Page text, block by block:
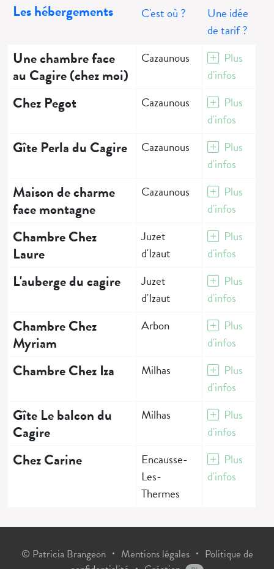
Les hébergements C'est où ?
Une idée
de tarif ?
Une chambre face
au Cagire (chez moi)
Cazaunous
Plus
d'infos
Chez Pegot Cazaunous
Plus
d'infos
Gîte Perla du Cagire Cazaunous
Plus
d'infos
Maison de charme
face montagne
Cazaunous
Plus
d'infos
Chambre Chez
Laure
Juzet
d'Izaut
Plus
d'infos
L'auberge du cagire
Juzet
d'Izaut
Plus
d'infos
Chambre Chez
Myriam
Arbon
Plus
d'infos
Chambre Chez Iza Milhas
Plus
d'infos
Gîte Le balcon du
Cagire
Milhas
Plus
d'infos
Chez Carine
Encausse-
Les-
Thermes
Plus
d'infos
© Patricia Brangeon Mentions légales
Politique de